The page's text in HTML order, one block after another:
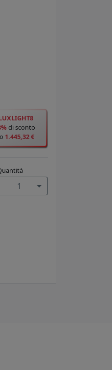
di sconto
1.445,32 €
1